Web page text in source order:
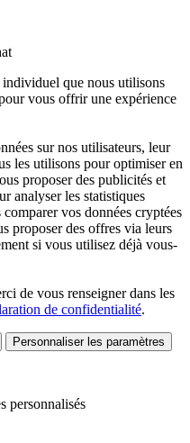
individuel que nous utilisons
vous offrir une expérience
sur nos utilisateurs, leur
les utilisons pour optimiser en
proposer des publicités et
analyser les statistiques
vos données cryptées
proposer des offres via leurs
si vous utilisez déjà vous-
de vous renseigner dans les
de confidentialité.
Personnaliser les paramètres
personnalisés